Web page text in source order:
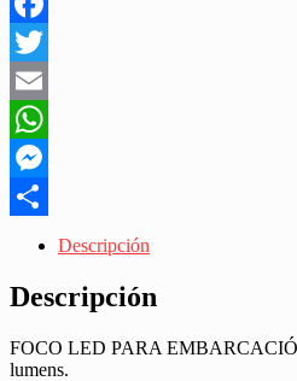
2788
LUMENS
cantidad
Facebook
Twitter
Email
WhatsApp
Messenger
Descripción
Descripción
FOCO LED PARA
lumens.